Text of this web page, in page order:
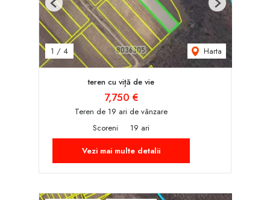
1 / 4 Harta
Previous Next
teren cu viță de vie
7,750 €
Teren de 19 ari de vânzare
Scoreni
19 ari
Vezi mai multe detalii